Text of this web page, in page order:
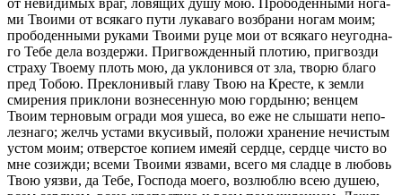
от неви­ди­мых враг, ло­вя­щих душу мою. Про­бо­ден­ны­ми но­га­
ми Тво­и­ми от вся­ка­го пути лу­ка­ва­го воз­бра­ни ногам моим;
про­бо­ден­ны­ми ру­ка­ми Тво­и­ми руце мои от вся­ка­го неугод­на­
го Тебе дела воз­дер­жи. При­гвож­ден­ный пло­тию, при­гвоз­ди
стра­ху Тво­е­му плоть мою, да укло­ни­вся от зла, творю благо
пред Тобою. Пре­кло­ни­вый главу Твою на Кре­сте, к земли
сми­ре­ния при­к­ло­ни воз­не­сен­ную мою гор­ды­ню; вен­цем
Твоим тер­но­вым огра­ди моя ушеса, во еже не слы­ша­ти непо­
лез­на­го; желчь уста­ми вку­си­вый, по­ло­жи хра­не­ние нечи­стым
устом моим; от­вер­стое ко­пи­ем имеяй серд­це, серд­це чисто во
мне со­зи­жди; всеми Тво­и­ми яз­ва­ми, всего мя слад­це в лю­бовь
Твою уязви, да Тебе, Гос­по­да моего, воз­люб­лю всею душею,